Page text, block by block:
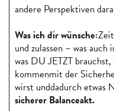
andere Perspektiven
Was ich dir wünsche:
und zulassen – was
was DU JETZT
kommenmit der
wirst unddadurch etwas
sicherer Balanceakt.